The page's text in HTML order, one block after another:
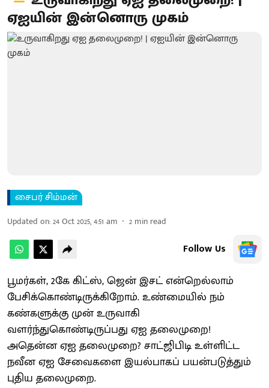
ஏஐயின் இன்னொரு முகம்
சைபர் சிம்மன்
Updated on:24 Oct 2025, 4:51 am 2 min read
Follow Us
பூமர்கள், 2கே கிட்ஸ், ஜென் இசட் என்றெல்லாம்
பேசிக்கொண்டிருக்கிறோம். உண்மையில் நம்
கண்களுக்கு முன் உருவாகி
வளர்ந்துகொண்டிருப்பது ஏஐ தலைமுறை!
அதென்ன ஏஐ தலைமுறை? சாட்ஜிபிடி உள்ளிட்ட
நவீன ஏஐ சேவைகளை இயல்பாகப் பயன்படுத்தும்
புதிய தலைமுறை.